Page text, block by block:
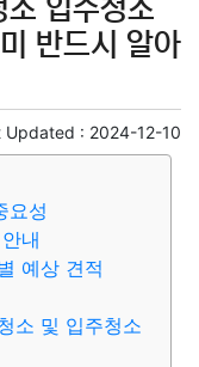
입주청소
반드시 알아
Updated : 2024-12-10
요성
내
예상 견적
소 및 입주청소